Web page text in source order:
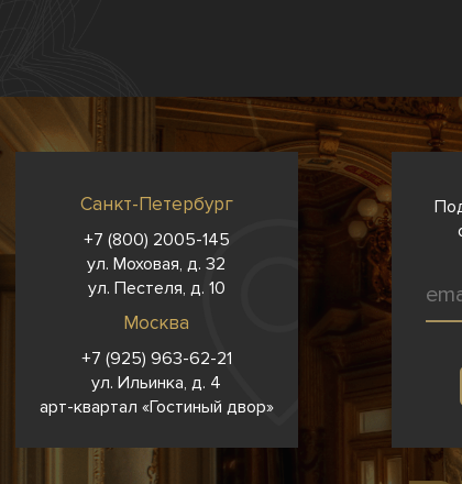
Санкт-Петербург
+7 (800) 2005-145
ул. Моховая, д. 32
ул. Пестеля, д. 10
Москва
+7 (925) 963-62-21
ул. Ильинка, д. 4
арт-квартал «Гостиный двор»